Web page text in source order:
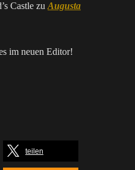
Castle zu Augusta
im neuen Editor!
teilen